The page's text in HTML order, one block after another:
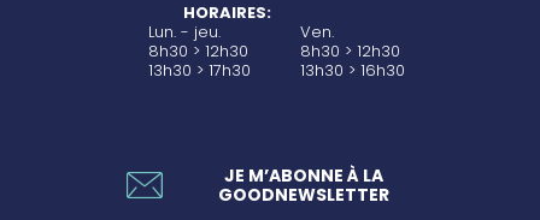
HORAIRES:
Lun. - jeu.
8h30 > 12h30
13h30 > 17h30
Ven.
8h30 > 12h30
13h30 > 16h30
JE M’ABONNE À LA
GOODNEWSLETTER